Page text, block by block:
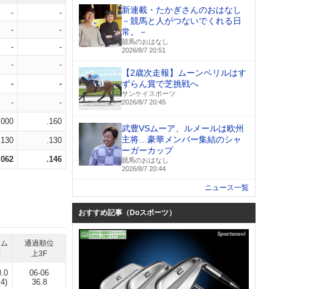
-
-
-
-
-
-
- -
- -
- -
.160
.130
.146
通過順位
上3F
06-06
36.8
新連載・たかぎさんのおはなし
－競馬と人がつないでくれる日
常。－
競馬のおはなし
2026/8/7 20:51
【2歳次走報】ムーンベリルはす
ずらん賞で芝挑戦へ
サンケイスポーツ
2026/8/7 20:45
武豊VSムーア、ルメールは欧州
主将…豪華メンバー集結のシャ
ーガーカップ
競馬のおはなし
2026/8/7 20:44
ニュース一覧
おすすめ記事（Doスポーツ）